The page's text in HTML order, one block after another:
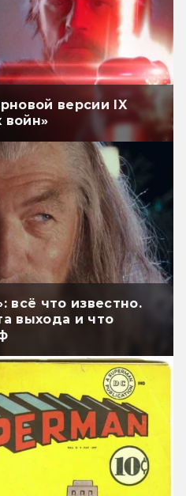
версии IX
войн»
всё что известно.
выхода и что